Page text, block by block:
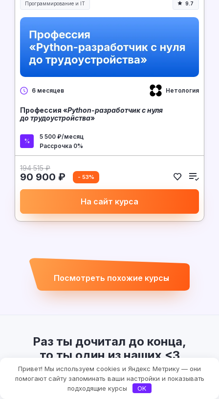
Программирование и IT 9.7
6 месяцев Нетология
Профессия «Python-разработчик с нуля
до трудоустройства»
5 500 ₽/месяц
Рассрочка 0%
194 515 ₽
90 900 ₽ - 53%
На сайт курса
Посмотреть похожие курсы
Раз ты дочитал до конца,
то ты один из наших <3
Поэтому я готов показать тебе изнутри, как
строю Checkroi на нейросетях: цифры,
Привет! Мы используем cookies и Яндекс Метрику — они
помогают сайту запоминать ваши настройки и показывать
подходящие курсы
OK